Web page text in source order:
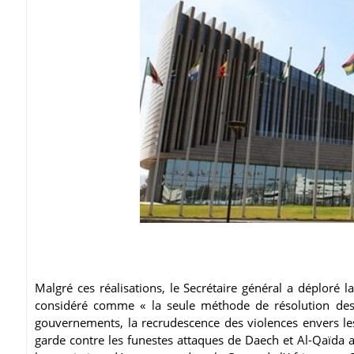
Malgré ces réalisations, le Secrétaire général a
considéré comme « la seule méthode de résolution
gouvernements, la recrudescence des violences
garde contre les funestes attaques de Daech et Al-